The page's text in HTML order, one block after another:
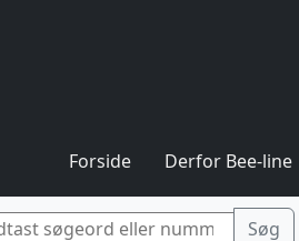
Forside Derfor Bee-line